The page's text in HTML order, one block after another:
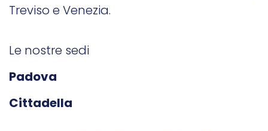
Treviso e Venezia.
Le nostre sedi
Padova
Cittadella